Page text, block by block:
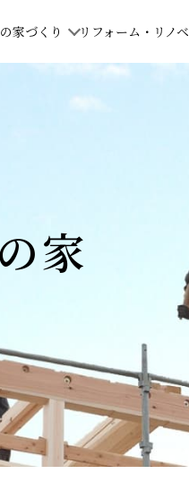
家づくり リフォーム・リノ
家